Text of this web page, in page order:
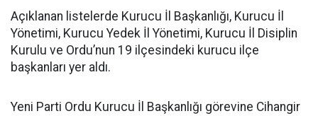
Açıklanan listelerde Kurucu İl Başkanlığı, Kurucu İl
Yönetimi, Kurucu Yedek İl Yönetimi, Kurucu İl Disiplin
Kurulu ve Ordu’nun 19 ilçesindeki kurucu ilçe
başkanları yer aldı.
Yeni Parti Ordu Kurucu İl Başkanlığı görevine Cihangir